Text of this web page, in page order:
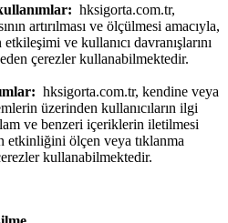
hksigorta.com.tr,
artırılması ve ölçülmesi amacıyla,
ve kullanıcı davranışlarını
çerezler kullanabilmektedir.
hksigorta.com.tr, kendine veya
üzerinden kullanıcıların ilgi
ve benzeri içeriklerin iletilmesi
etkinliğini ölçen veya tıklanma
kullanabilmektedir.